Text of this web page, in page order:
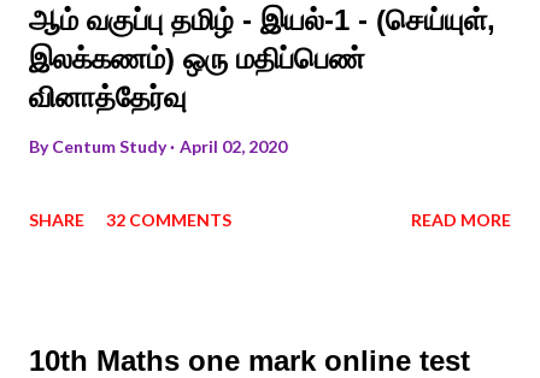
ஆம் வகுப்பு தமிழ் - இயல்-1 - (செய்யுள்,
இலக்கணம்) ஒரு மதிப்பெண்
வினாத்தேர்வு
ByCentum Study April 02, 2020
SHARE 32 COMMENTS READ MORE
10th Maths one mark online test